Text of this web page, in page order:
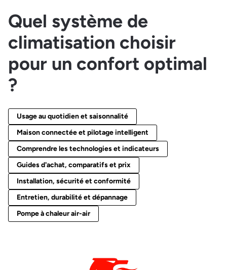
Quel système de
climatisation choisir
pour un confort optimal
?
Usage au quotidien et saisonnalité
Maison connectée et pilotage intelligent
Comprendre les technologies et indicateurs
Guides d'achat, comparatifs et prix
Installation, sécurité et conformité
Entretien, durabilité et dépannage
Pompe à chaleur air-air